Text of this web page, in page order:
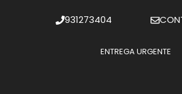
931273404
ENTREGA URGENTE